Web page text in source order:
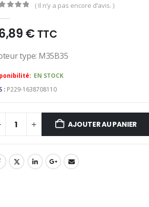
( Il n’y a pas encore d’avis. )
€ TTC
type: M35B35
EN STOCK
: P229-1638708110
AJOUTER AU PANIER